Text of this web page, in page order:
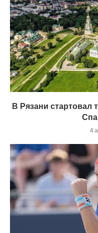
В Рязани стартовал
4